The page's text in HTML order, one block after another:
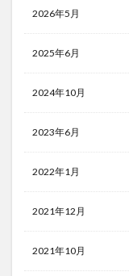
2026年5月
2025年6月
2024年10月
2023年6月
2022年1月
2021年12月
2021年10月